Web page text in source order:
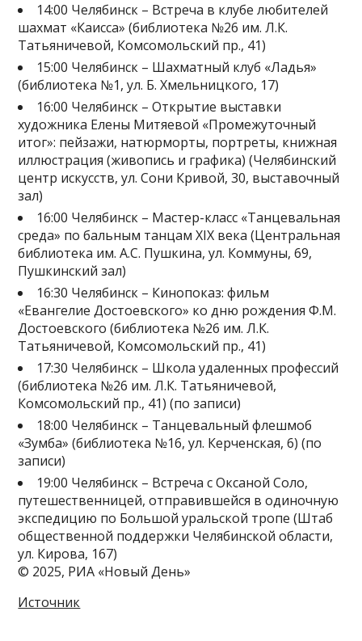
14:00 Челябинск – Встреча в клубе любителей
шахмат «Каисса» (библиотека №26 им. Л.К.
Татьяничевой, Комсомольский пр., 41)
15:00 Челябинск – Шахматный клуб «Ладья»
(библиотека №1, ул. Б. Хмельницкого, 17)
16:00 Челябинск – Открытие выставки
художника Елены Митяевой «Промежуточный
итог»: пейзажи, натюрморты, портреты, книжная
иллюстрация (живопись и графика) (Челябинский
центр искусств, ул. Сони Кривой, 30, выставочный
зал)
16:00 Челябинск – Мастер-класс «Танцевальная
среда» по бальным танцам XIX века (Центральная
библиотека им. А.С. Пушкина, ул. Коммуны, 69,
Пушкинский зал)
16:30 Челябинск – Кинопоказ: фильм
«Евангелие Достоевского» ко дню рождения Ф.М.
Достоевского (библиотека №26 им. Л.К.
Татьяничевой, Комсомольский пр., 41)
17:30 Челябинск – Школа удаленных профессий
(библиотека №26 им. Л.К. Татьяничевой,
Комсомольский пр., 41) (по записи)
18:00 Челябинск – Танцевальный флешмоб
«Зумба» (библиотека №16, ул. Керченская, 6) (по
записи)
19:00 Челябинск – Встреча с Оксаной Соло,
путешественницей, отправившейся в одиночную
экспедицию по Большой уральской тропе (Штаб
общественной поддержки Челябинской области,
ул. Кирова, 167)
© 2025, РИА «Новый День»
Источник